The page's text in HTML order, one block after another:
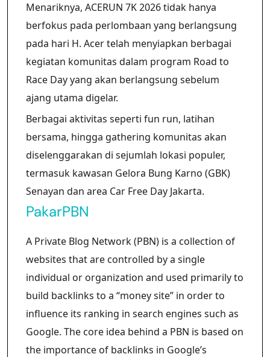
Menariknya, ACERUN 7K 2026 tidak hanya
berfokus pada perlombaan yang berlangsung
pada hari H. Acer telah menyiapkan berbagai
kegiatan komunitas dalam program Road to
Race Day yang akan berlangsung sebelum
ajang utama digelar.
Berbagai aktivitas seperti fun run, latihan
bersama, hingga gathering komunitas akan
diselenggarakan di sejumlah lokasi populer,
termasuk kawasan Gelora Bung Karno (GBK)
Senayan dan area Car Free Day Jakarta.
PakarPBN
A Private Blog Network (PBN) is a collection of
websites that are controlled by a single
individual or organization and used primarily to
build backlinks to a “money site” in order to
influence its ranking in search engines such as
Google. The core idea behind a PBN is based on
the importance of backlinks in Google’s